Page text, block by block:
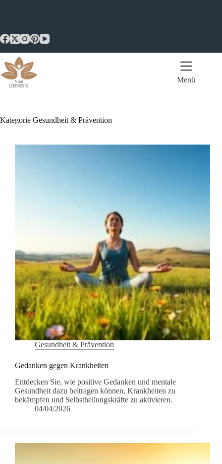
Menü
Kategorie Gesundheit & Prävention
Gesundheit & Prävention
Gedanken gegen Krankheiten
Entdecken Sie, wie positive Gedanken und mentale
Gesundheit dazu beitragen können, Krankheiten zu
bekämpfen und Selbstheilungskräfte zu aktivieren.
04/04/2026